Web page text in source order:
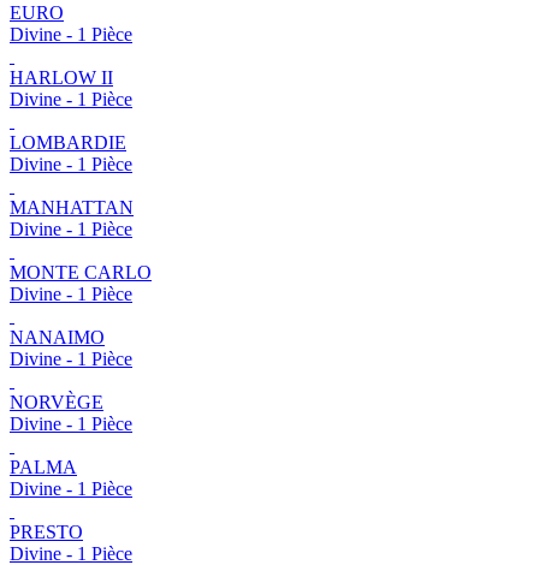
EURO
Divine - 1 Pièce
HARLOW II
Divine - 1 Pièce
LOMBARDIE
Divine - 1 Pièce
MANHATTAN
Divine - 1 Pièce
MONTE CARLO
Divine - 1 Pièce
NANAIMO
Divine - 1 Pièce
NORVÈGE
Divine - 1 Pièce
PALMA
Divine - 1 Pièce
PRESTO
Divine - 1 Pièce